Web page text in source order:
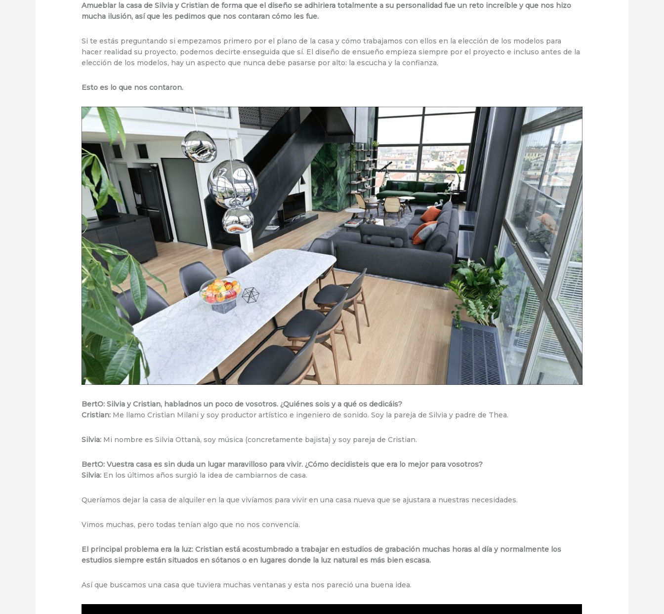
Amueblar la casa de Silvia y Cristian de forma que el diseño se adhiriera totalmente a su personalidad fue un reto increíble y que nos hizo
mucha ilusión, así que les pedimos que nos contaran cómo les fue.
Si te estás preguntando si empezamos primero por el plano de la casa y cómo trabajamos con ellos en la elección de los modelos para
hacer realidad su proyecto, podemos decirte enseguida que sí. El diseño de ensueño empieza siempre por el proyecto e incluso antes de la
elección de los modelos, hay un aspecto que nunca debe pasarse por alto: la escucha y la confianza.
Esto es lo que nos contaron.
BertO: Silvia y Cristian, habladnos un poco de vosotros. ¿Quiénes sois y a qué os dedicáis?
Cristian: Me llamo Cristian Milani y soy productor artístico e ingeniero de sonido. Soy la pareja de Silvia y padre de Thea.
Silvia: Mi nombre es Silvia Ottanà, soy música (concretamente bajista) y soy pareja de Cristian.
BertO: Vuestra casa es sin duda un lugar maravilloso para vivir. ¿Cómo decidisteis que era lo mejor para vosotros?
Silvia: En los últimos años surgió la idea de cambiarnos de casa.
Queríamos dejar la casa de alquiler en la que vivíamos para vivir en una casa nueva que se ajustara a nuestras necesidades.
Vimos muchas, pero todas tenían algo que no nos convencía.
El principal problema era la luz: Cristian está acostumbrado a trabajar en estudios de grabación muchas horas al día y normalmente los
estudios siempre están situados en sótanos o en lugares donde la luz natural es más bien escasa.
Así que buscamos una casa que tuviera muchas ventanas y esta nos pareció una buena idea.